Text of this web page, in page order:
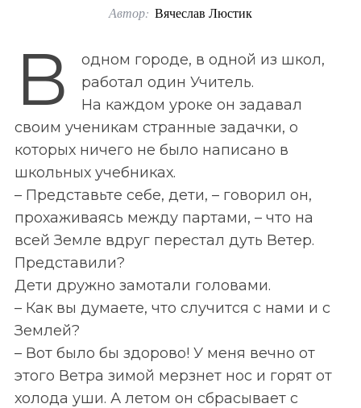
Автор: Вячеслав Люстик
В
одном городе, в одной из школ,
работал один Учитель.
На каждом уроке он задавал
своим ученикам странные задачки, о
которых ничего не было написано в
школьных учебниках.
– Представьте себе, дети, – говорил он,
прохаживаясь между партами, – что на
всей Земле вдруг перестал дуть Ветер.
Представили?
Дети дружно замотали головами.
– Как вы думаете, что случится с нами и с
Землей?
– Вот было бы здорово! У меня вечно от
этого Ветра зимой мерзнет нос и горят от
холода уши. А летом он сбрасывает с